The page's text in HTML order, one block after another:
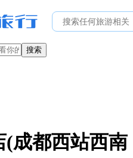
搜索
(成都西站西南